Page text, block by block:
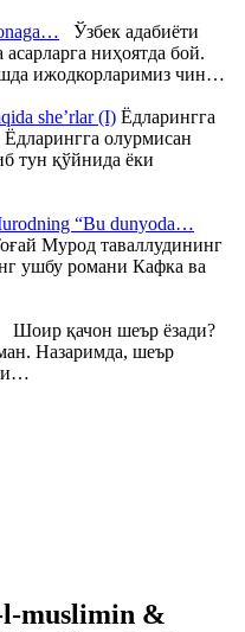
Ўзбек адабиёти
ниҳоятда бой.
ижодкорларимиз чин…
she’rlar (I) Ёдларингга
олурмисан
тун қўйнида ёки
“Bu dunyoda…
Мурод таваллудининг
ушбу романи Кафка ва
Шоир қачон шеър ёзади?
Назаримда, шеър
muslimin &